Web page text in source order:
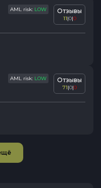
AML risk: LOW Отзывы
11|0|0
AML risk: LOW Отзывы
71|0|0